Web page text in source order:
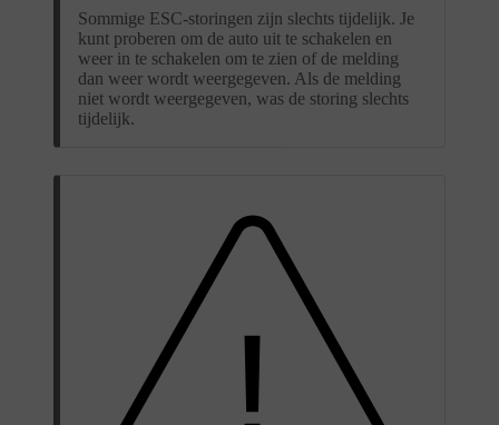
Sommige ESC-storingen zijn slechts tijdelijk. Je
kunt proberen om de auto uit te schakelen en
weer in te schakelen om te zien of de melding
dan weer wordt weergegeven. Als de melding
niet wordt weergegeven, was de storing slechts
tijdelijk.